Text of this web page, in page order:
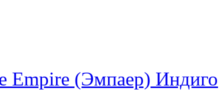
Empire (Эмпаер) Индиго